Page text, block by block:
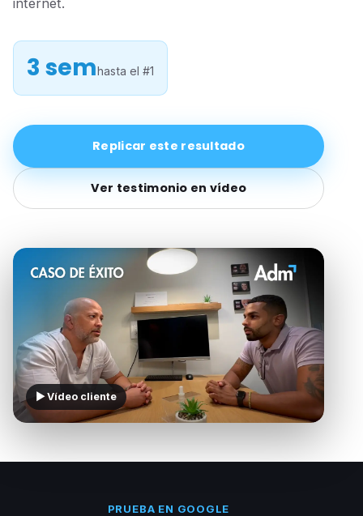
3 semhasta el #1
Replicar este resultado
Ver testimonio en vídeo
▶ Vídeo cliente
PRUEBA EN GOOGLE